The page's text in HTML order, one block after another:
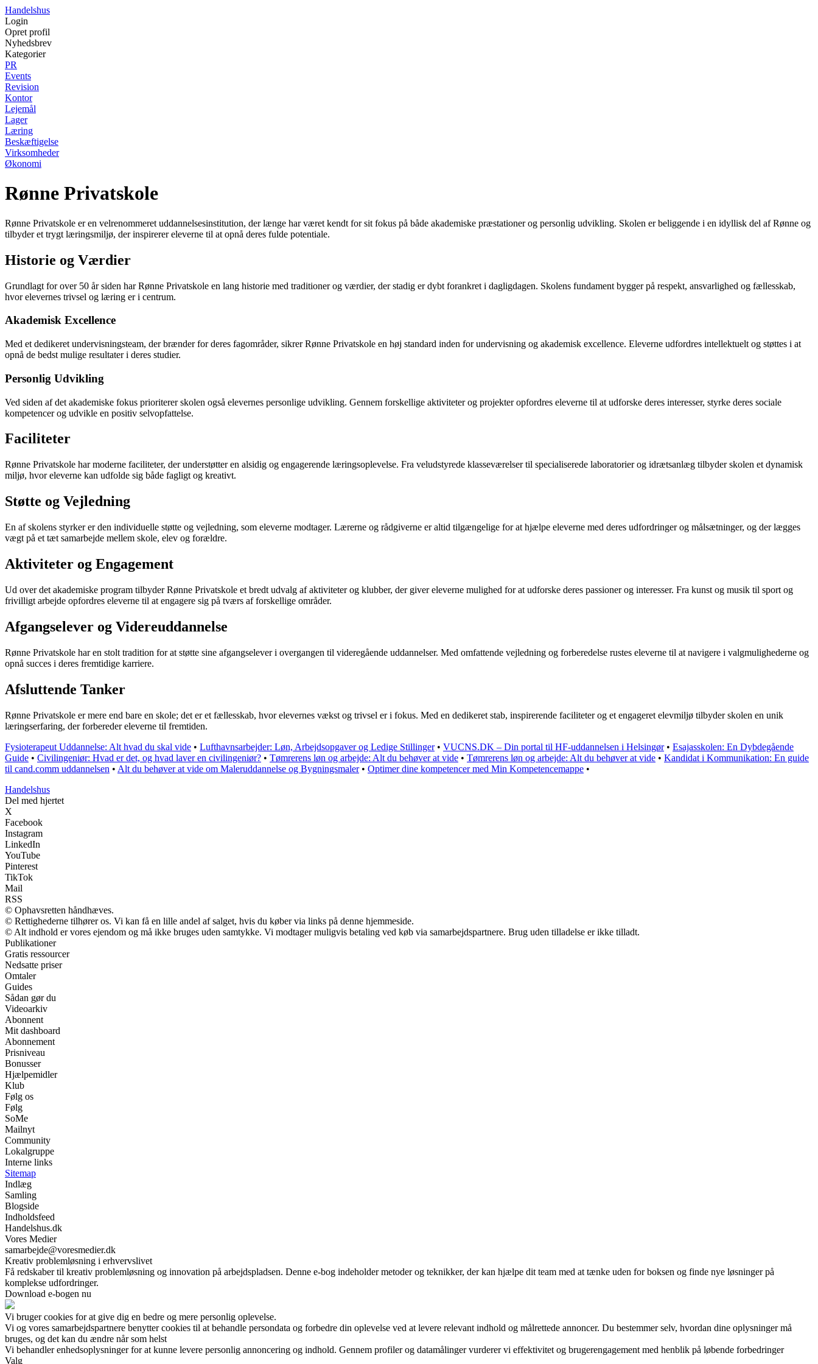
Handelshus
Login
Opret profil
Nyhedsbrev
Kategorier
PR
Events
Revision
Kontor
Lejemål
Lager
Læring
Beskæftigelse
Virksomheder
Økonomi
Rønne Privatskole
Rønne Privatskole er en velrenommeret uddannelsesinstitution, der længe har været kendt for sit fokus på både akademiske præstationer og personlig udvikling. Skolen er beliggende i en idyllisk del af Rønne og
tilbyder et trygt læringsmiljø, der inspirerer eleverne til at opnå deres fulde potentiale.
Historie og Værdier
Grundlagt for over 50 år siden har Rønne Privatskole en lang historie med traditioner og værdier, der stadig er dybt forankret i dagligdagen. Skolens fundament bygger på respekt, ansvarlighed og fællesskab,
hvor elevernes trivsel og læring er i centrum.
Akademisk Excellence
Med et dedikeret undervisningsteam, der brænder for deres fagområder, sikrer Rønne Privatskole en høj standard inden for undervisning og akademisk excellence. Eleverne udfordres intellektuelt og støttes i at
opnå de bedst mulige resultater i deres studier.
Personlig Udvikling
Ved siden af det akademiske fokus prioriterer skolen også elevernes personlige udvikling. Gennem forskellige aktiviteter og projekter opfordres eleverne til at udforske deres interesser, styrke deres sociale
kompetencer og udvikle en positiv selvopfattelse.
Faciliteter
Rønne Privatskole har moderne faciliteter, der understøtter en alsidig og engagerende læringsoplevelse. Fra veludstyrede klasseværelser til specialiserede laboratorier og idrætsanlæg tilbyder skolen et dynamisk
miljø, hvor eleverne kan udfolde sig både fagligt og kreativt.
Støtte og Vejledning
En af skolens styrker er den individuelle støtte og vejledning, som eleverne modtager. Lærerne og rådgiverne er altid tilgængelige for at hjælpe eleverne med deres udfordringer og målsætninger, og der lægges
vægt på et tæt samarbejde mellem skole, elev og forældre.
Aktiviteter og Engagement
Ud over det akademiske program tilbyder Rønne Privatskole et bredt udvalg af aktiviteter og klubber, der giver eleverne mulighed for at udforske deres passioner og interesser. Fra kunst og musik til sport og
frivilligt arbejde opfordres eleverne til at engagere sig på tværs af forskellige områder.
Afgangselever og Videreuddannelse
Rønne Privatskole har en stolt tradition for at støtte sine afgangselever i overgangen til videregående uddannelser. Med omfattende vejledning og forberedelse rustes eleverne til at navigere i valgmulighederne og
opnå succes i deres fremtidige karriere.
Afsluttende Tanker
Rønne Privatskole er mere end bare en skole; det er et fællesskab, hvor elevernes vækst og trivsel er i fokus. Med en dedikeret stab, inspirerende faciliteter og et engageret elevmiljø tilbyder skolen en unik
læringserfaring, der forbereder eleverne til fremtiden.
Fysioterapeut Uddannelse: Alt hvad du skal vide • Lufthavnsarbejder: Løn, Arbejdsopgaver og Ledige Stillinger• VUCNS.DK – Din portal til HF-uddannelsen i Helsingør• Esajasskolen: En Dybdegående
Guide • Civilingeniør: Hvad er det, og hvad laver en civilingeniør? • Tømrerens løn og arbejde: Alt du behøver at vide • Tømrerens løn og arbejde: Alt du behøver at vide • Kandidat i Kommunikation: En guide
til cand.comm uddannelsen • Alt du behøver at vide om Maleruddannelse og Bygningsmaler• Optimer dine kompetencer med Min Kompetencemappe •
Handelshus
Del med hjertet
X
Facebook
Instagram
LinkedIn
YouTube
Pinterest
TikTok
Mail
RSS
© Ophavsretten håndhæves.
© Rettighederne tilhører os. Vi kan få en lille andel af salget, hvis du køber via links på denne hjemmeside.
© Alt indhold er vores ejendom og må ikke bruges uden samtykke. Vi modtager muligvis betaling ved køb via samarbejdspartnere. Brug uden tilladelse er ikke tilladt.
Publikationer
Gratis ressourcer
Nedsatte priser
Omtaler
Guides
Sådan gør du
Videoarkiv
Abonnent
Mit dashboard
Abonnement
Prisniveau
Bonusser
Hjælpemidler
Klub
Følg os
Følg
SoMe
Mailnyt
Community
Lokalgruppe
Interne links
Sitemap
Indlæg
Samling
Blogside
Indholdsfeed
Handelshus.dk
Vores Medier
samarbejde@voresmedier.dk
Kreativ problemløsning i erhvervslivet
Få redskaber til kreativ problemløsning og innovation på arbejdspladsen. Denne e-bog indeholder metoder og teknikker, der kan hjælpe dit team med at tænke uden for boksen og finde nye løsninger på
komplekse udfordringer.
Download e-bogen nu
Vi bruger cookies for at give dig en bedre og mere personlig oplevelse.
Vi og vores samarbejdspartnere benytter cookies til at behandle persondata og forbedre din oplevelse ved at levere relevant indhold og målrettede annoncer. Du bestemmer selv, hvordan dine oplysninger må
bruges, og det kan du ændre når som helst
Vi behandler enhedsoplysninger for at kunne levere personlig annoncering og indhold. Gennem profiler og datamålinger vurderer vi effektivitet og brugerengagement med henblik på løbende forbedringer
Valg